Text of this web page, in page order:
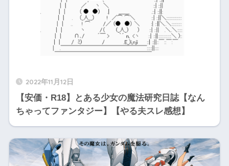
2022年11月12日
【安価・R18】とある少女の魔法研究日誌【なん
ちゃってファンタジー】【やる夫スレ感想】